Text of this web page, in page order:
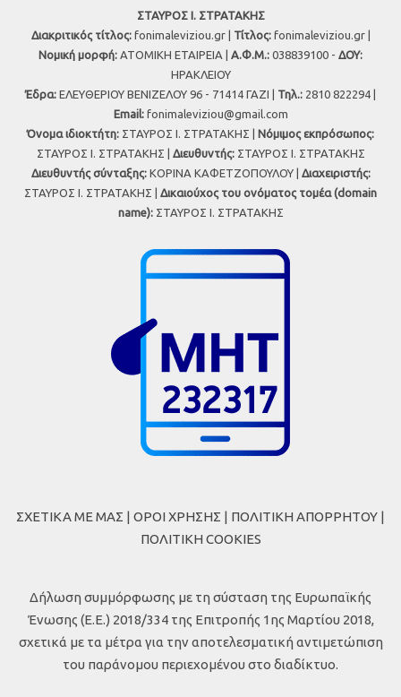
ΣΤΑΥΡΟΣ Ι. ΣΤΡΑΤΑΚΗΣ
Διακριτικός τίτλος:fonimaleviziou.gr | Τίτλος:fonimaleviziou.gr |
Νομική μορφή: ΑΤΟΜΙΚΗ ΕΤΑΙΡΕΙΑ | Α.Φ.Μ.: 038839100 - ΔΟΥ:
ΗΡΑΚΛΕΙΟΥ
Έδρα: ΕΛΕΥΘΕΡΙΟΥ ΒΕΝΙΖΕΛΟΥ 96 - 71414 ΓΑΖΙ | Τηλ.: 2810 822294 |
Εmail: fonimaleviziou@gmail.com
Όνομα ιδιοκτήτη: ΣΤΑΥΡΟΣ Ι. ΣΤΡΑΤΑΚΗΣ | Νόμιμος εκπρόσωπος:
ΣΤΑΥΡΟΣ Ι. ΣΤΡΑΤΑΚΗΣ | Διευθυντής:ΣΤΑΥΡΟΣ Ι. ΣΤΡΑΤΑΚΗΣ
Διευθυντής σύνταξης:ΚΟΡΙΝΑ ΚΑΦΕΤΖΟΠΟΥΛΟΥ | Διαχειριστής:
ΣΤΑΥΡΟΣ Ι. ΣΤΡΑΤΑΚΗΣ | Δικαιούχος του ονόματος τομέα (domain
name):ΣΤΑΥΡΟΣ Ι. ΣΤΡΑΤΑΚΗΣ
ΣΧΕΤΙΚΑ ΜΕ ΜΑΣ | ΟΡΟΙ ΧΡΗΣΗΣ | ΠΟΛΙΤΙΚΗ ΑΠΟΡΡΗΤΟΥ |
ΠΟΛΙΤΙΚΗ COOKIES
Δήλωση συμμόρφωσης με τη σύσταση της Ευρωπαϊκής
Ένωσης (Ε.Ε.) 2018/334 της Επιτροπής 1ης Μαρτίου 2018,
σχετικά με τα μέτρα για την αποτελεσματική αντιμετώπιση
του παράνομου περιεχομένου στο διαδίκτυο.